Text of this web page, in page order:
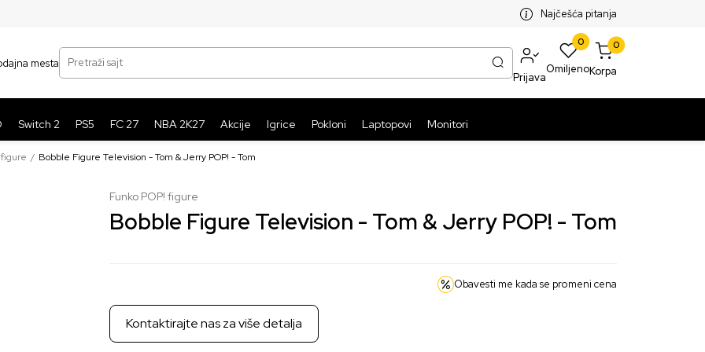
BESPLATNA ISPORUKA PAKETA PREKO 5999 RSDNajčešća pitanja
mesta
Pretraži sajt
Prijava
0
Omiljeno
0
Korpa
Switch 2 PS5 FC 27 NBA 2K27 Akcije Igrice Pokloni Laptopovi Monitori
figure Bobble Figure Television - Tom & Jerry POP! - Tom
Funko POP! figure
Bobble Figure Television - Tom & Jerry POP! - Tom
Obavesti me kada se promeni cena
Kontaktirajte nas za više detalja